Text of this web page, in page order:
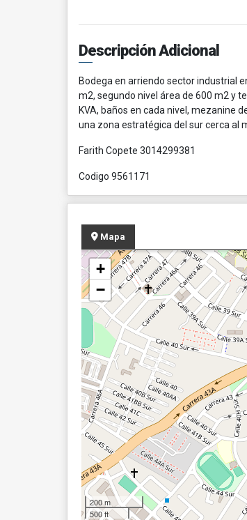
Descripción Adicional
Bodega en arriendo sector industrial
m2, segundo nivel área de 600 m2 y
KVA, baños en cada nivel, mezanine
una zona estratégica del sur cerca al
Farith Copete 3014299381
Codigo 9561171
Mapa
+
−
200 m
500 ft